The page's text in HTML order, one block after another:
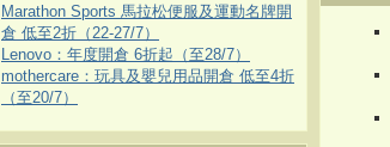
Marathon Sports 馬拉松便服及運動名牌開
倉 低至2折（22-27/7）
Lenovo：年度開倉 6折起（至28/7）
mothercare：玩具及嬰兒用品開倉 低至4折
（至20/7）